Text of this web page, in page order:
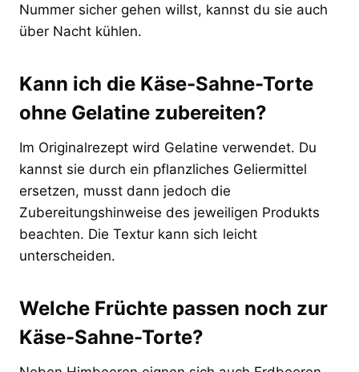
Nummer sicher gehen willst, kannst du sie auch
über Nacht kühlen.
Kann ich die Käse-Sahne-Torte
ohne Gelatine zubereiten?
Im Originalrezept wird Gelatine verwendet. Du
kannst sie durch ein pflanzliches Geliermittel
ersetzen, musst dann jedoch die
Zubereitungshinweise des jeweiligen Produkts
beachten. Die Textur kann sich leicht
unterscheiden.
Welche Früchte passen noch zur
Käse-Sahne-Torte?